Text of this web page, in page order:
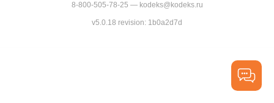
8-800-505-78-25 — kodeks@kodeks.ru
v5.0.18 revision: 1b0a2d7d